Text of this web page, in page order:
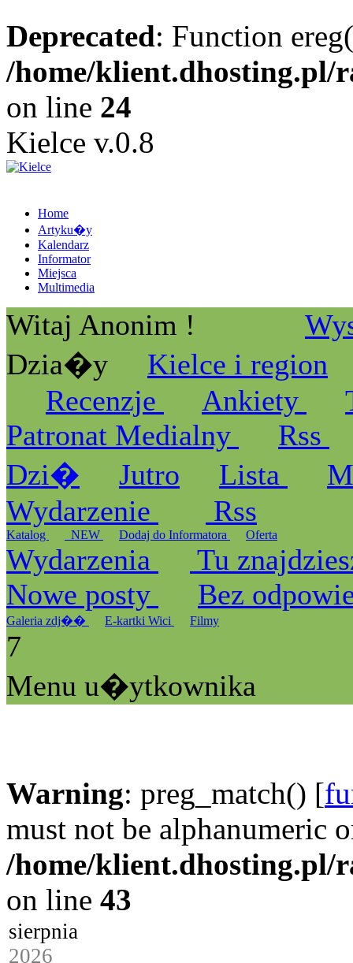
Deprecated: Function
/home/klient.dhosting.pl/
on line 24
Kielce v.0.8
Home
Artyku�y
Kalendarz
Informator
Miejsca
Multimedia
Witaj Anonim !
Dzia�y
Kielce i region
Recenzje
Ankiety
Patronat Medialny
Rss
Dzi�
Jutro Lista
Wydarzenie
Rss
Katalog _NEW Dodaj do Informatora Oferta
Wydarzenia
Tu
Nowe posty
Bez
Galeria zdj�� E-kartki Wici Filmy
7
Menu u�ytkownika
Warning: preg_match() [
must not be alphanumeric
/home/klient.dhosting.pl/
on line 43
sierpnia
2026